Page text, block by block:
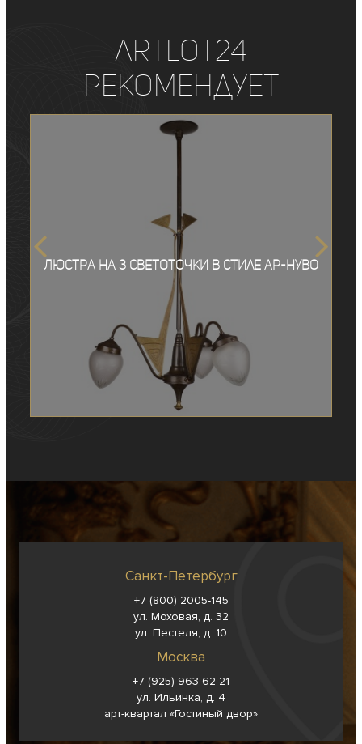
ArtLot24
рекомендует
Люстра на 3 светоточки в стиле ар-нуво
Санкт-Петербург
+7 (800) 2005-145
ул. Моховая, д. 32
ул. Пестеля, д. 10
Москва
+7 (925) 963-62-21
ул. Ильинка, д. 4
арт-квартал «Гостиный двор»